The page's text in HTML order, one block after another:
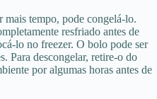
mais tempo, pode congelá-lo.
resfriado antes de
lo no freezer. O bolo pode ser
Para descongelar, retire-o do
por algumas horas antes de